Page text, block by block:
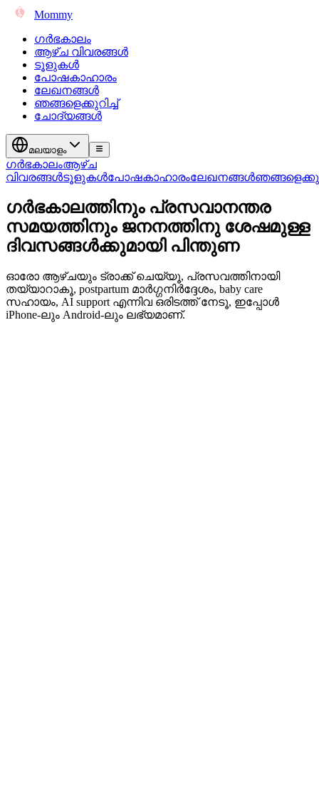
Mommy
ഗർഭകാലം
ആഴ്ച വിവരങ്ങൾ
ടൂളുകൾ
പോഷകാഹാരം
ലേഖനങ്ങൾ
ഞങ്ങളെക്കുറിച്ച്
ചോദ്യങ്ങൾ
മലയാളം
ഗർഭകാലംആഴ്ച
വിവരങ്ങൾടൂളുകൾപോഷകാഹാരംലേഖനങ്ങൾ
ഗർഭകാലത്തിനും പ്രസവാനന്തര
സമയത്തിനും ജനനത്തിനു ശേഷമുള്ള
ദിവസങ്ങൾക്കുമായി പിന്തുണ
ഓരോ ആഴ്ചയും ട്രാക്ക് ചെയ്യൂ, പ്രസവത്തിനായി
തയ്യാറാകൂ, postpartum മാർഗ്ഗനിർദ്ദേശം, baby care
സഹായം, AI support എന്നിവ ഒരിടത്ത് നേടൂ, ഇപ്പോൾ
iPhone-ലും Android-ലും ലഭ്യമാണ്.